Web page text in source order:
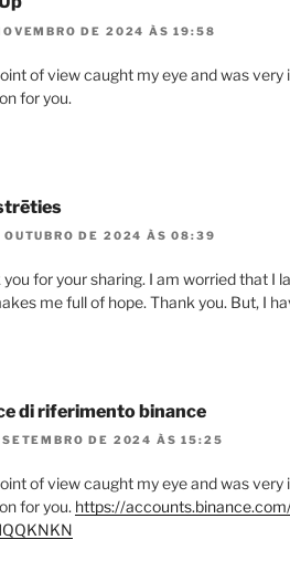
DE 2024 ÀS 19:58
of view caught my eye and was very
for you.
OUTUBRO DE 2024 ÀS 08:39
for your sharing. I am worried that I
me full of hope. Thank you. But, I
di riferimento binance
SETEMBRO DE 2024 ÀS 15:25
of view caught my eye and was very
for you. https://